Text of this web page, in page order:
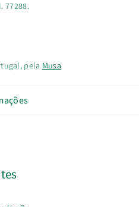
77288.
pela Musa